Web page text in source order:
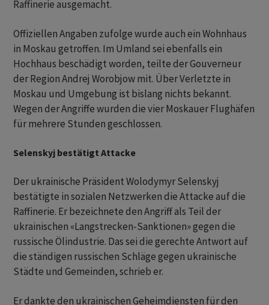
Raffinerie ausgemacht.
Offiziellen Angaben zufolge wurde auch ein Wohnhaus
in Moskau getroffen. Im Umland sei ebenfalls ein
Hochhaus beschädigt worden, teilte der Gouverneur
der Region Andrej Worobjow mit. Über Verletzte in
Moskau und Umgebung ist bislang nichts bekannt.
Wegen der Angriffe wurden die vier Moskauer Flughäfen
für mehrere Stunden geschlossen.
Selenskyj bestätigt Attacke
Der ukrainische Präsident Wolodymyr Selenskyj
bestätigte in sozialen Netzwerken die Attacke auf die
Raffinerie. Er bezeichnete den Angriff als Teil der
ukrainischen «Langstrecken-Sanktionen» gegen die
russische Ölindustrie. Das sei die gerechte Antwort auf
die ständigen russischen Schläge gegen ukrainische
Städte und Gemeinden, schrieb er.
Er dankte den ukrainischen Geheimdiensten für den